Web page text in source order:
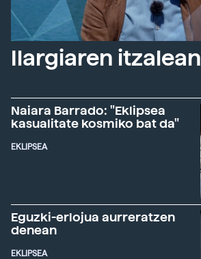
Ilargiaren itzalean
Naiara Barrado: "Eklipsea
kasualitate kosmiko bat da"
EKLIPSEA
Eguzki-erlojua aurreratzen
denean
EKLIPSEA